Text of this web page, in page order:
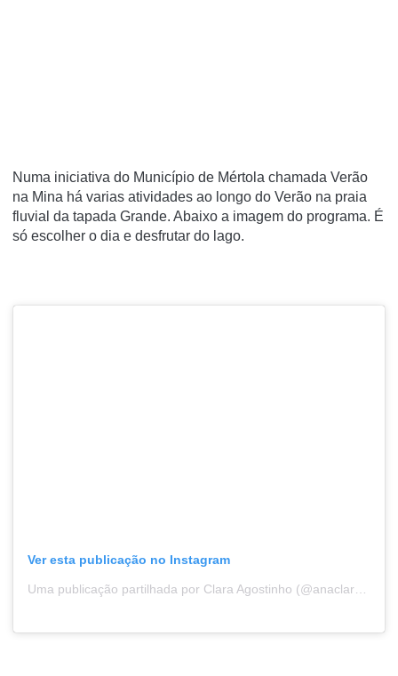
Numa iniciativa do Município de Mértola chamada Verão
na Mina há varias atividades ao longo do Verão na praia
fluvial da tapada Grande. Abaixo a imagem do programa. É
só escolher o dia e desfrutar do lago.
Ver esta publicação no Instagram